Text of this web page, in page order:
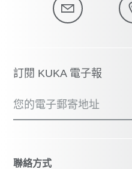
訂閱 KUKA 電子報
您的電子郵寄地址
聯絡方式